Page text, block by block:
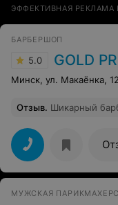
ЭФФЕКТИВНАЯ РЕКЛАМА
БАРБЕРШОП
5.0 GOLD
Минск, ул. Макаёнка,
Отзыв. Шикарный
МУЖСКАЯ